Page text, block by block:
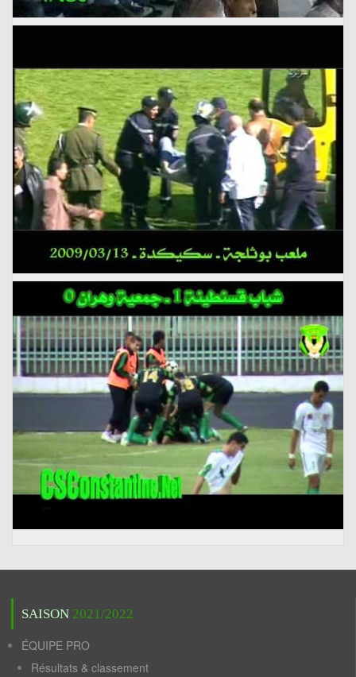
SAISON 2021/2022
ÉQUIPE PRO
Résultats & classement